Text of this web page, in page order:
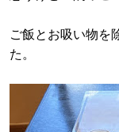
ご飯とお吸い物を
た。